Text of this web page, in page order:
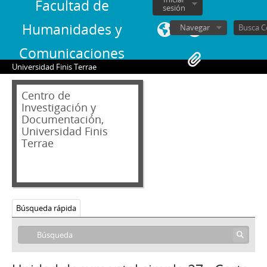
Facultad de
Humanidades y
Comunicaciones
sesión
Navegar
Universidad Finis Terrae
Centro de
Investigación y
Documentación,
Universidad Finis
Terrae
Búsqueda rápida
4 - Segunda reunión del programa
5 - Tercera reunión del programa
7 - Quinta reunión del programa
8 - Sexta reunión del programa
9 - Séptima reunión del programa
11 - Octava reunión del programa
12 - Novena reunión del programa
16 - Reunión José Zabala con Carlos Briones
18 - Reuniones para fijar procedimientos
19 - Carta de Juan Francisco Fresno Larraín a José Zabala
20 - Reunión en el círculo español